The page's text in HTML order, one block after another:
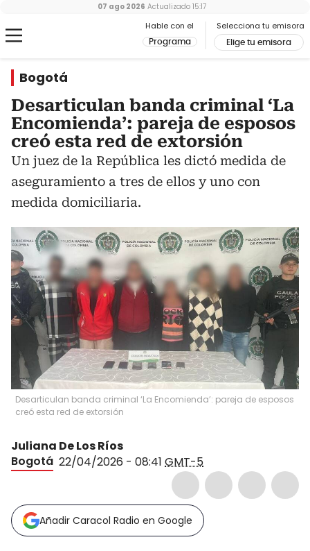
Hable con el
Programa
Selecciona tu emisora
Elige tu emisora
07 ago 2026 Actualizado 15:17
Bogotá
Desarticulan banda criminal ‘La
Encomienda’: pareja de esposos
creó esta red de extorsión
Un juez de la República les dictó medida de
aseguramiento a tres de ellos y uno con
medida domiciliaria.
Desarticulan banda criminal ‘La Encomienda’: pareja de esposos
creó esta red de extorsión
Juliana De Los Ríos
Bogotá 22/04/2026 - 08:41 GMT-5
Añadir Caracol Radio en Google